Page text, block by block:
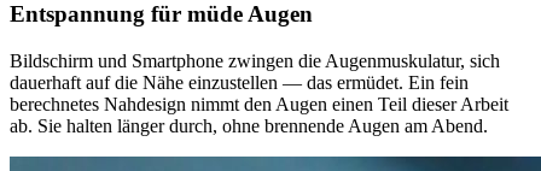
Entspannung für müde Augen
Bildschirm und Smartphone zwingen die Augenmuskulatur, sich
dauerhaft auf die Nähe einzustellen — das ermüdet. Ein fein
berechnetes Nahdesign nimmt den Augen einen Teil dieser Arbeit
ab. Sie halten länger durch, ohne brennende Augen am Abend.